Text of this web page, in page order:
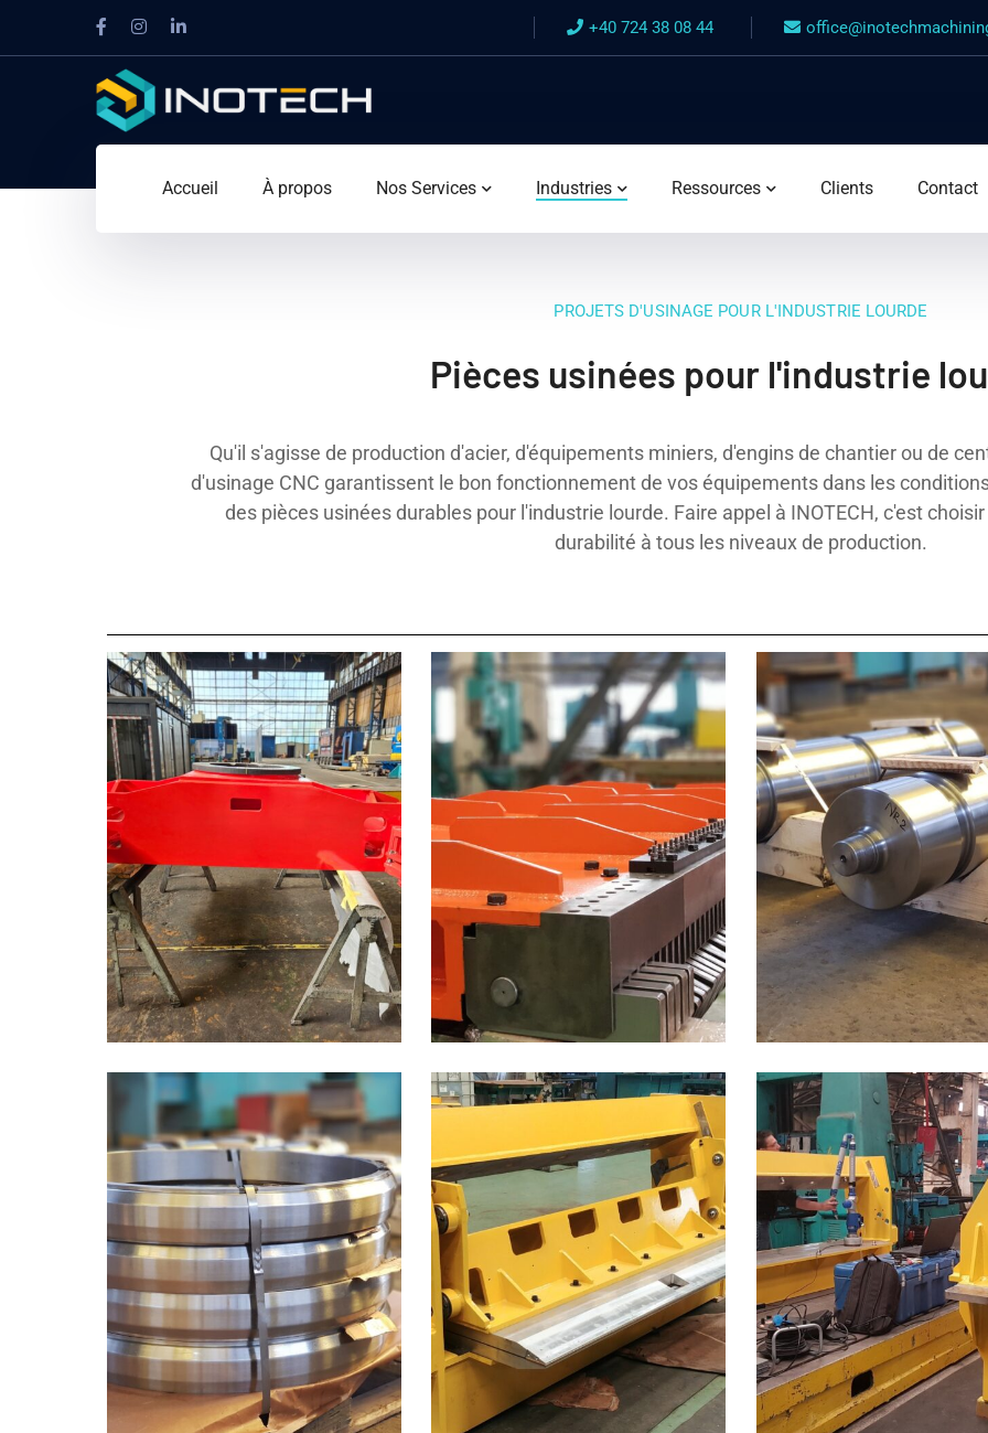
+40 724 38 08 44
Accueil À propos Nos Services Industries Ressources Clients Contact
PROJETS D'USINAGE POUR L'INDUSTRIE LOURDE
Pièces usinées pour l'industrie
Qu'il s'agisse de production d'acier, d'équipements miniers, d'engins de chantier ou de
d'usinage CNC garantissent le bon fonctionnement de vos équipements dans les
des pièces usinées durables pour l'industrie lourde. Faire appel à INOTECH, c'est
durabilité à tous les niveaux de production.